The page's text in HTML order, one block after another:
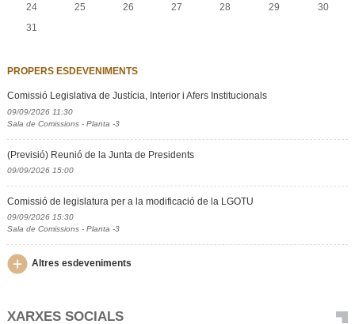
24
25 26 27 28 29
30
31
PROPERS ESDEVENIMENTS
Comissió Legislativa de Justícia, Interior i Afers Institucionals
09/09/2026 11:30
Sala de Comissions - Planta -3
(Previsió) Reunió de la Junta de Presidents
09/09/2026 15:00
Comissió de legislatura per a la modificació de la LGOTU
09/09/2026 15:30
Sala de Comissions - Planta -3
Altres esdeveniments
XARXES SOCIALS